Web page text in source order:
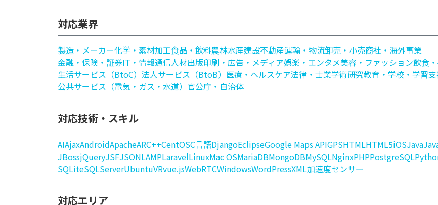
対応業界
製造・メーカー化学・素材加工食品・飲料農林水産建設不動産運輸・物流卸売・小売商社・海外事業
金融・保険・証券IT・情報通信人材出版印刷・広告・メディア娯楽・エンタメ美容・ファッション飲食
生活サービス（BtoC） 法人サービス（BtoB） 医療・ヘルスケア法律・士業学術研究教育・学校・学習
公共サービス（電気・ガス・水道） 官公庁・自治体
対応技術・スキル
AIAjaxAndroidApacheARC++CentOSC言語DjangoEclipseGoogle Maps APIGPSHTMLHTML5iOSJava
JBossjQueryJSFJSONLAMPLaravelLinuxMac OSMariaDBMongoDBMySQLNginxPHPPostgreSQL
SQLiteSQLServerUbuntuVRvue.jsWebRTCWindowsWordPressXML加速度センサー
対応エリア